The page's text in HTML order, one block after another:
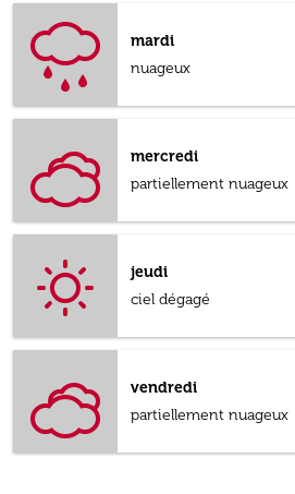
mardi
nuageux
mercredi
partiellement nuageux
jeudi
ciel dégagé
vendredi
partiellement nuageux